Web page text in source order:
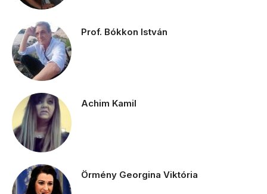
Prof. Bókkon István
Achim Kamil
Örmény Georgina Viktória